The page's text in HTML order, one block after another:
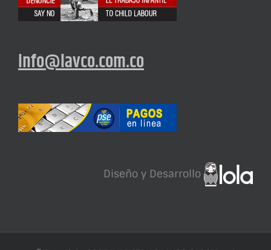
info@lavco.com.co
Diseño y Desarrollo